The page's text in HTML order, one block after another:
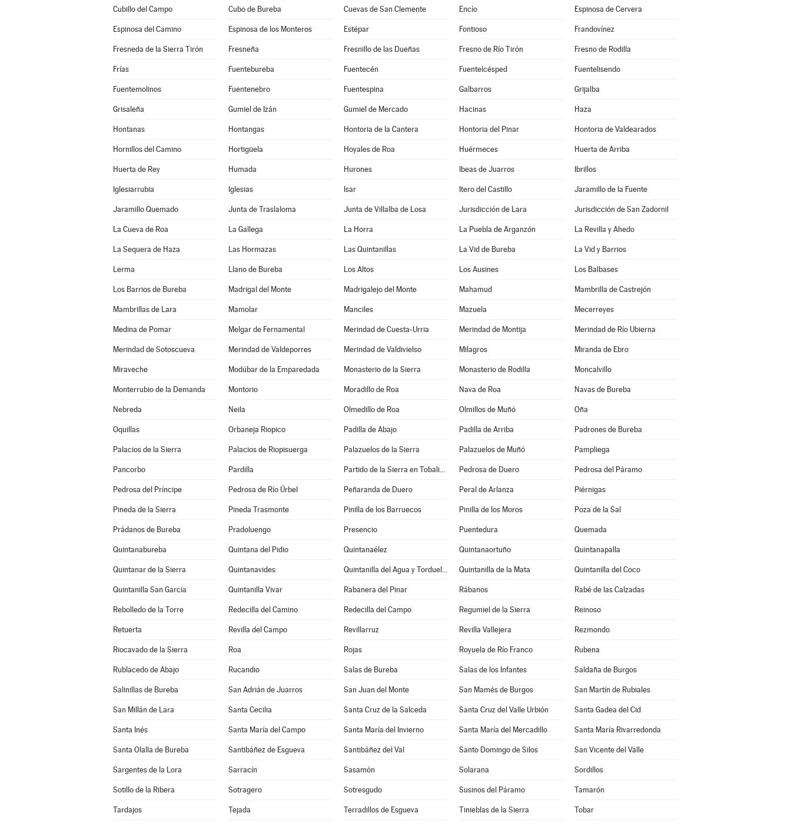
Cubillo del Campo Cubo de Bureba Cuevas de San Clemente Encío Espinosa de Cervera
Espinosa del Camino Espinosa de los Monteros Estépar Fontioso Frandovínez
Fresneda de la Sierra Tirón Fresneña Fresnillo de las Dueñas Fresno de Río Tirón Fresno de Rodilla
Frías Fuentebureba Fuentecén Fuentelcésped Fuentelisendo
Fuentemolinos Fuentenebro Fuentespina Galbarros Grijalba
Grisaleña Gumiel de Izán Gumiel de Mercado Hacinas Haza
Hontanas Hontangas Hontoria de la Cantera Hontoria del Pinar Hontoria de Valdearados
Hornillos del Camino Hortigüela Hoyales de Roa Huérmeces Huerta de Arriba
Huerta de Rey Humada Hurones Ibeas de Juarros Ibrillos
Iglesiarrubia Iglesias Isar Itero del Castillo Jaramillo de la Fuente
Jaramillo Quemado Junta de Traslaloma Junta de Villalba de Losa Jurisdicción de Lara Jurisdicción de San Zadornil
La Cueva de Roa La Gallega La Horra La Puebla de Arganzón La Revilla y Ahedo
La Sequera de Haza Las Hormazas Las Quintanillas La Vid de Bureba La Vid y Barrios
Lerma Llano de Bureba Los Altos Los Ausines Los Balbases
Los Barrios de Bureba Madrigal del Monte Madrigalejo del Monte Mahamud Mambrilla de Castrejón
Mambrillas de Lara Mamolar Manciles Mazuela Mecerreyes
Medina de Pomar Melgar de Fernamental Merindad de Cuesta-Urria Merindad de Montija Merindad de Río Ubierna
Merindad de Sotoscueva Merindad de Valdeporres Merindad de Valdivielso Milagros Miranda de Ebro
Miraveche Modúbar de la Emparedada Monasterio de la Sierra Monasterio de Rodilla Moncalvillo
Monterrubio de la Demanda Montorio Moradillo de Roa Nava de Roa Navas de Bureba
Nebreda Neila Olmedillo de Roa Olmillos de Muñó Oña
Oquillas Orbaneja Riopico Padilla de Abajo Padilla de Arriba Padrones de Bureba
Palacios de la Sierra Palacios de Riopisuerga Palazuelos de la Sierra Palazuelos de Muñó Pampliega
Pancorbo Pardilla Partido de la Sierra en Tobalina Pedrosa de Duero Pedrosa del Páramo
Pedrosa del Príncipe Pedrosa de Río Úrbel Peñaranda de Duero Peral de Arlanza Piérnigas
Pineda de la Sierra Pineda Trasmonte Pinilla de los Barruecos Pinilla de los Moros Poza de la Sal
Prádanos de Bureba Pradoluengo Presencio Puentedura Quemada
Quintanabureba Quintana del Pidio Quintanaélez Quintanaortuño Quintanapalla
Quintanar de la Sierra Quintanavides Quintanilla del Agua y Tordueles Quintanilla de la Mata Quintanilla del Coco
Quintanilla San García Quintanilla Vivar Rabanera del Pinar Rábanos Rabé de las Calzadas
Rebolledo de la Torre Redecilla del Camino Redecilla del Campo Regumiel de la Sierra Reinoso
Retuerta Revilla del Campo Revillarruz Revilla Vallejera Rezmondo
Riocavado de la Sierra Roa Rojas Royuela de Río Franco Rubena
Rublacedo de Abajo Rucandio Salas de Bureba Salas de los Infantes Saldaña de Burgos
Salinillas de Bureba San Adrián de Juarros San Juan del Monte San Mamés de Burgos San Martín de Rubiales
San Millán de Lara Santa Cecilia Santa Cruz de la Salceda Santa Cruz del Valle Urbión Santa Gadea del Cid
Santa Inés Santa María del Campo Santa María del Invierno Santa María del Mercadillo Santa María Rivarredonda
Santa Olalla de Bureba Santibáñez de Esgueva Santibáñez del Val Santo Domingo de Silos San Vicente del Valle
Sargentes de la Lora Sarracín Sasamón Solarana Sordillos
Sotillo de la Ribera Sotragero Sotresgudo Susinos del Páramo Tamarón
Tardajos Tejada Terradillos de Esgueva Tinieblas de la Sierra Tobar